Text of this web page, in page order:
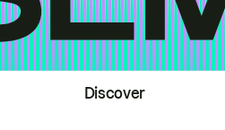
Discover